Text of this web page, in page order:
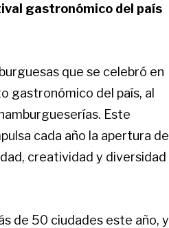
gastronómico del país
que se celebró en
gastronómico del país, al
Este
cada año la apertura de
creatividad y diversidad
de 50 ciudades este año, y